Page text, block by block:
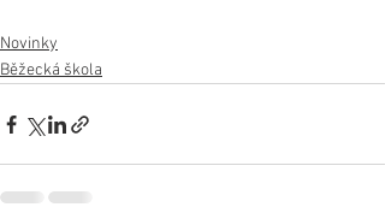
Novinky
Běžecká škola